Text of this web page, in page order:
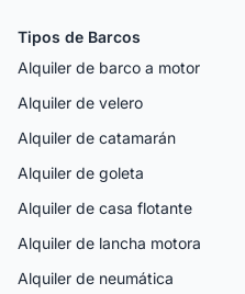
Tipos de Barcos
Alquiler de barco a motor
Alquiler de velero
Alquiler de catamarán
Alquiler de goleta
Alquiler de casa flotante
Alquiler de lancha motora
Alquiler de neumática